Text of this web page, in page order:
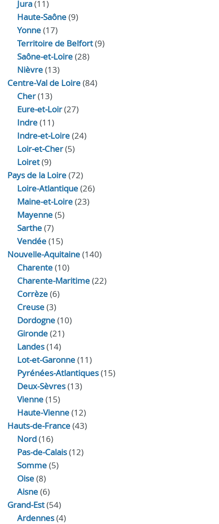
Jura(11)
Haute‑Saône(9)
Yonne(17)
Territoire de Belfort(9)
Saône-et-Loire(28)
Nièvre(13)
Centre-Val de Loire(84)
Cher(13)
Eure‑et‑Loir(27)
Indre(11)
Indre‑et‑Loire(24)
Loir‑et‑Cher(5)
Loiret(9)
Pays de la Loire(72)
Loire-Atlantique(26)
Maine-et-Loire(23)
Mayenne(5)
Sarthe(7)
Vendée(15)
Nouvelle-Aquitaine(140)
Charente(10)
Charente-Maritime(22)
Corrèze(6)
Creuse(3)
Dordogne(10)
Gironde(21)
Landes(14)
Lot-et-Garonne(11)
Pyrénées-Atlantiques(15)
Deux-Sèvres(13)
Vienne(15)
Haute-Vienne(12)
Hauts-de-France(43)
Nord(16)
Pas-de-Calais(12)
Somme(5)
Oise(8)
Aisne(6)
Grand-Est(54)
Ardennes(4)